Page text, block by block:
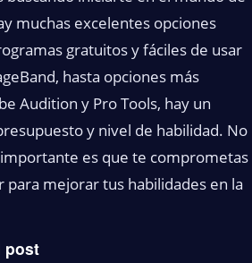
muchas excelentes opciones
gratuitos y fáciles de usar
hasta opciones más
Audition y Pro Tools, hay un
y nivel de habilidad. No
es que te comprometas
para mejorar tus habilidades en la
post